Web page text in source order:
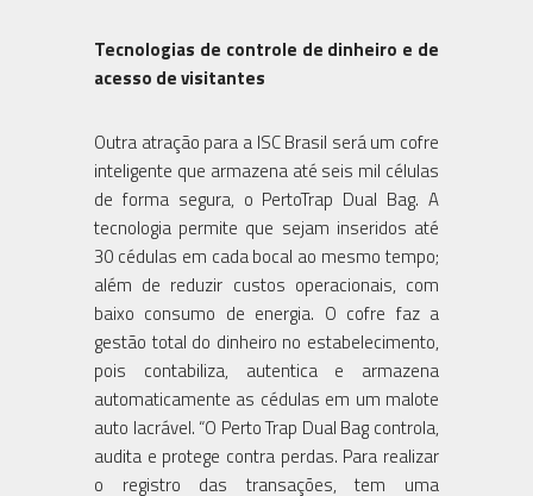
Tecnologias de controle de dinheiro e de
acesso de visitantes
Outra atração para a ISC Brasil será um cofre
inteligente que armazena até seis mil células
de forma segura, o PertoTrap Dual Bag. A
tecnologia permite que sejam inseridos até
30 cédulas em cada bocal ao mesmo tempo;
além de reduzir custos operacionais, com
baixo consumo de energia. O cofre faz a
gestão total do dinheiro no estabelecimento,
pois contabiliza, autentica e armazena
automaticamente as cédulas em um malote
auto lacrável. “O Perto Trap Dual Bag controla,
audita e protege contra perdas. Para realizar
o registro das transações, tem uma